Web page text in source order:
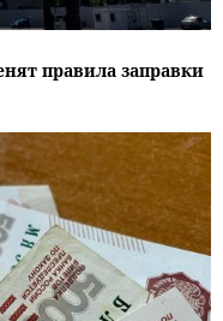
правила заправки